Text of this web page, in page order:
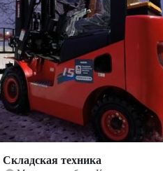
Складская техника